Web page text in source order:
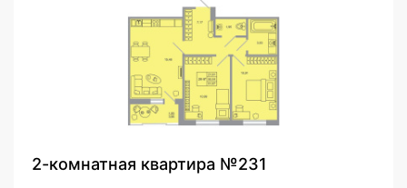
2-комнатная квартира №231